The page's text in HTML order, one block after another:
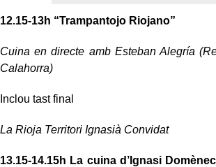
12.15-13h “Trampantojo Riojano”
Cuina en directe amb Esteban Alegría
Calahorra)
Inclou tast final
La Rioja Territori Ignasià Convidat
13.15-14.15h La cuina d’Ignasi